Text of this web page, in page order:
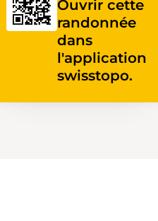
Ouvrir cette
randonnée
dans
l'application
swisstopo.